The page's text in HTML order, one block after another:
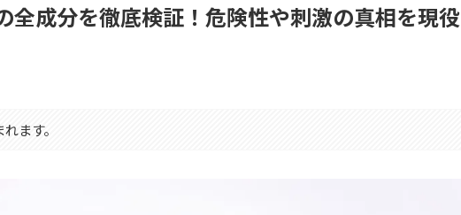
全成分を徹底検証！危険性や刺激の真相を現役
ます。